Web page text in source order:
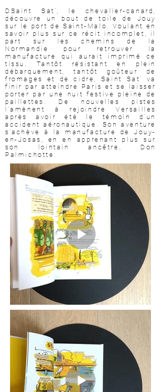
D Saint Sat’, le chevalier-canard,
découvre un bout de toile de Jouy
sur le port de Saint-Malo. Voulant en
savoir plus sur ce récit incomplet, il
part sur les chemins de la
Normandie pour retrouver la
manufacture qui aurait imprimé ce
tissu. Tantôt résistant en plein
débarquement, tantôt goûteur de
fromages et de cidre, Saint Sat’ va
finir par atteindre Paris et se laisser
porter par une nuit festive pleine de
paillettes. De nouvelles pistes
l’amènent à rejoindre Versailles
après avoir été le témoin d’un
accident aéronautique. Son aventure
s’achève à la manufacture de Jouy-
en-Josas, en en apprenant plus sur
son lointain ancêtre, Don
Palmichotte.